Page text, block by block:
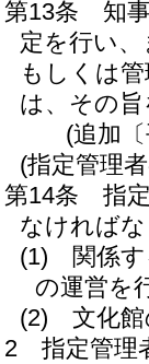
第13条
知
定を行い
もしくは
は、その
(追加
(指定管理
第14条
指
なければ
(1)
関係
の運営を
(2)
文化
2
指定管理